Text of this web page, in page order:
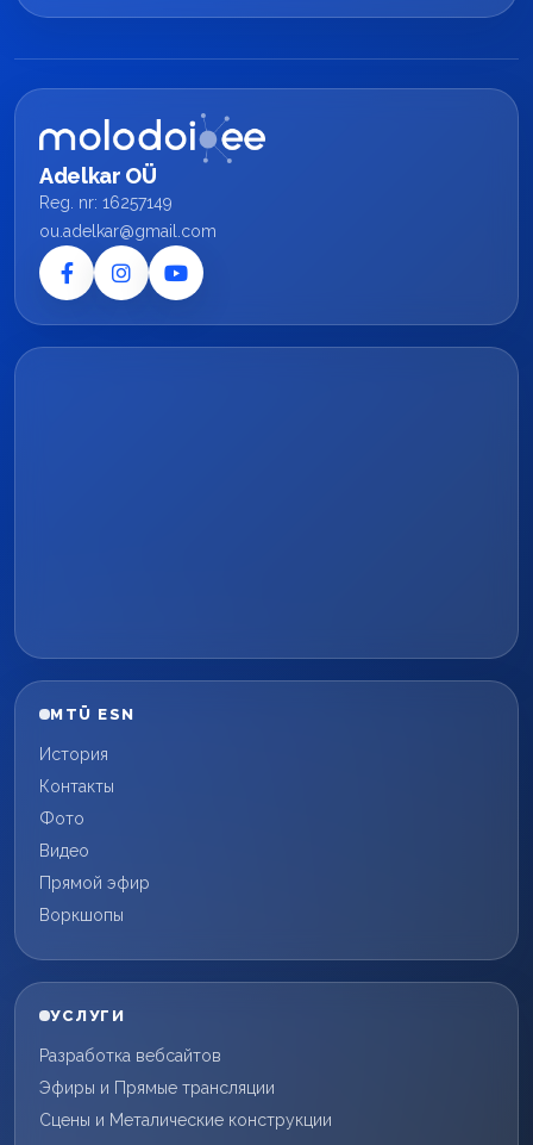
Adelkar OÜ
Reg. nr: 16257149
ou.adelkar@gmail.com
MTÜ ESN
История
Контакты
Фото
Видео
Прямой эфир
Воркшопы
УСЛУГИ
Разработка вебсайтов
Эфиры и Прямые трансляции
Сцены и Металические конструкции